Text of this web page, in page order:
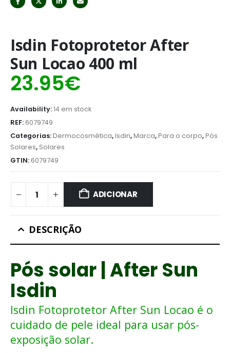
Isdin Fotoprotetor After
Sun Locao 400 ml
23.95€
Availability:14 em stock
REF:6079749
Categorias:Dermocosmética,Isdin,Marca,Para o corpo,Pós
Solares, Solares
GTIN:6079749
ADICIONAR
DESCRIÇÃO
Pós solar | After Sun
Isdin
Isdin Fotoprotetor After Sun Locao é o
cuidado de pele ideal para usar pós-
exposição solar.